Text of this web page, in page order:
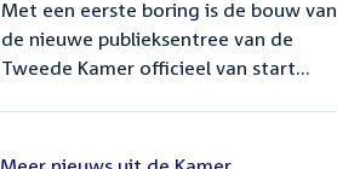
Met een eerste boring is de bouw van
de nieuwe publieksentree van de
Tweede Kamer officieel van start...